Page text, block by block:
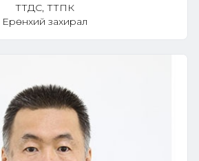
ТТДС, ТТПК
Ерөнхий захирал